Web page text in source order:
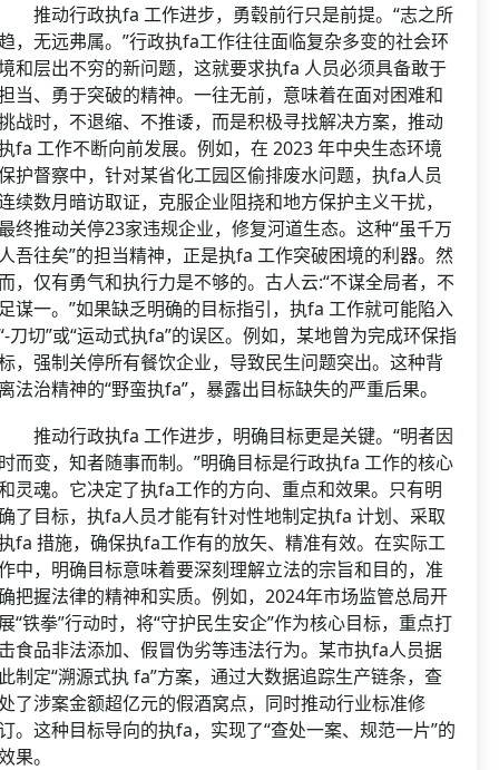
动行政执fa 工作进步，勇毂前行只是前提。“志之所
，无远弗属。”行政执fa工作往往面临复杂多变的社会环
和层出不穷的新问题，这就要求执fa 人员必须具备敢于
当、勇于突破的精神。一往无前，意味着在面对困难和
战时，不退缩、不推诿，而是积极寻找解决方案，推动
fa 工作不断向前发展。例如，在 2023 年中央生态环境
护督察中，针对某省化工园区偷排废水问题，执fa人员
续数月暗访取证，克服企业阻挠和地方保护主义干扰，
终推动关停23家违规企业，修复河道生态。这种“虽千万
吾往矣”的担当精神，正是执fa 工作突破困境的利器。然
，仅有勇气和执行力是不够的。古人云:“不谋全局者，不
谋一。”如果缺乏明确的目标指引，执fa 工作就可能陷入
刀切”或“运动式执fa”的误区。例如，某地曾为完成环保指
，强制关停所有餐饮企业，导致民生问题突出。这种背
法治精神的“野蛮执fa”，暴露出目标缺失的严重后果。
动行政执fa 工作进步，明确目标更是关键。“明者因
而变，知者随事而制。”明确目标是行政执fa 工作的核心
灵魂。它决定了执fa工作的方向、重点和效果。只有明
了目标，执fa人员才能有针对性地制定执fa 计划、采取
fa 措施，确保执fa工作有的放矢、精准有效。在实际工
中，明确目标意味着要深刻理解立法的宗旨和目的，准
把握法律的精神和实质。例如，2024年市场监管总局开
“铁拳”行动时，将“守护民生安企”作为核心目标，重点打
食品非法添加、假冒伪劣等违法行为。某市执fa人员据
制定“溯源式执 fa”方案，通过大数据追踪生产链条，查
了涉案金额超亿元的假酒窝点，同时推动行业标准修
。这种目标导向的执fa，实现了“查处一案、规范一片”的
果。